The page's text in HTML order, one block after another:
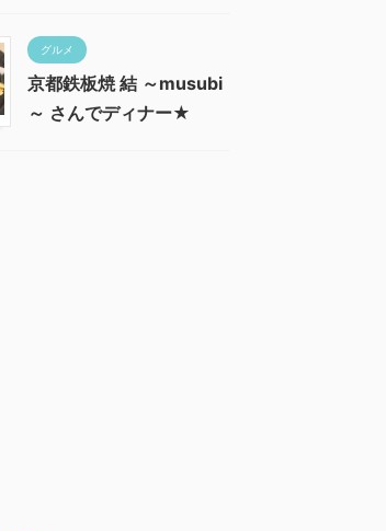
グルメ
京都鉄板焼 結 ～musubi
～ さんでディナー★